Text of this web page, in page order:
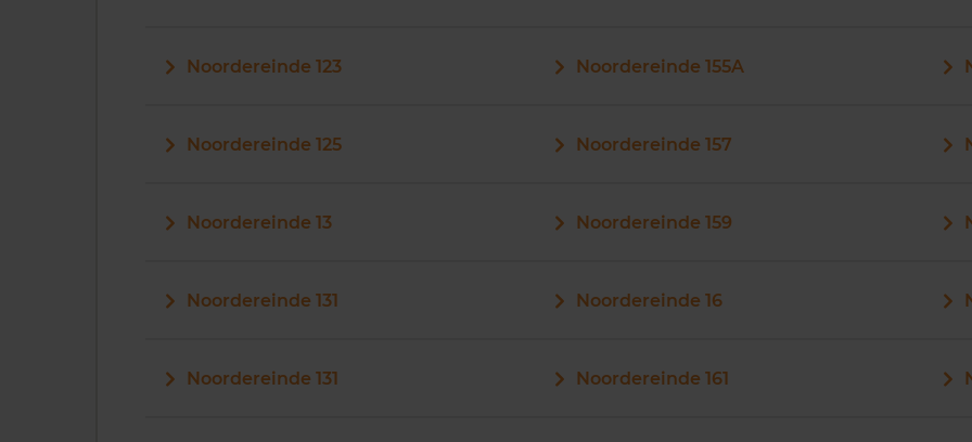
Noordereinde 123
Noordereinde 125
Noordereinde 13
Noordereinde 131
Noordereinde 131
Noordereinde 155A
Noordereinde 157
Noordereinde 159
Noordereinde 16
Noordereinde 161